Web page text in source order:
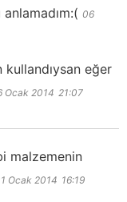
06
eğer
Ocak 2014 21:07
malzemenin
Ocak 2014 16:19